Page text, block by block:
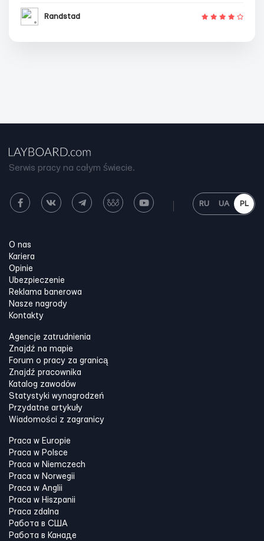
Randstad
Serwis pracy na całym świecie.
RU UA PL
O nas
Kariera
Opinie
Ubezpieczenie
Reklama banerowa
Nasze nagrody
Kontakty
Agencje zatrudnienia
Znajdź na mapie
Forum o pracy za granicą
Znajdź pracownika
Katalog zawodów
Statystyki wynagrodzeń
Przydatne artykuły
Wiadomości z zagranicy
Praca w Europie
Praca w Polsce
Praca w Niemczech
Praca w Norwegii
Praca w Anglii
Praca w Hiszpanii
Praca zdalna
Работа в США
Работа в Канадe